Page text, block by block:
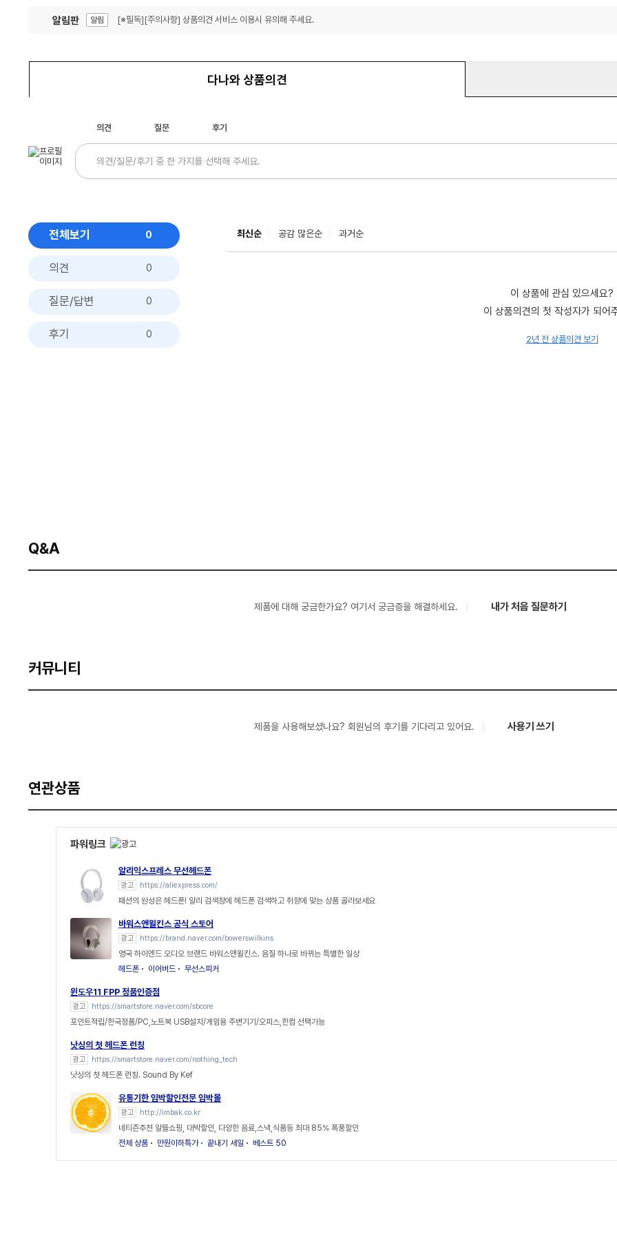
알림판 알림 [※필독][주의사항] 상품의견 서비스 이용시 유의해 주세요.
다나와 상품의견
의견 질문 후기
전체보기 0
의견 0
질문/답변 0
후기 0
최신순 공감 많은순 과거순
이 상품에 관심 있으세요?
이 상품의견의 첫 작성자가 되어
2년 전 상품의견 보기
Q&A
제품에 대해 궁금한가요? 여기서 궁금증을 해결하세요. 내가 처음 질문하기
커뮤니티
제품을 사용해보셨나요? 회원님의 후기를 기다리고 있어요. 사용기 쓰기
연관상품
파워링크
알리익스프레스 무선헤드폰
광고 https://aliexpress.com/
패션의 완성은 헤드폰! 알리 검색창에 헤드폰 검색하고 취향에 맞는 상품 골라보세요
바워스앤윌킨스 공식 스토어
광고 https://brand.naver.com/bowerswilkins
영국 하이엔드 오디오 브랜드 바워스앤윌킨스. 음질 하나로 바뀌는 특별한 일상
헤드폰
이어버드 무선스피커
윈도우11 FPP 정품인증점
광고 https://smartstore.naver.com/sbcore
포인트적립/한국정품/PC,노트북 USB설치/게임용 주변기기/오피스,한컴 선택가능
낫싱의 첫 헤드폰 런칭
광고 https://smartstore.naver.com/nothing_tech
낫싱의 첫 헤드폰 런칭. Sound By Kef
유통기한 임박할인전문 임박몰
광고 http://imbak.co.kr
네티즌추천 알뜰쇼핑, 대박할인, 다양한 음료,스낵,식품등 최대 85% 폭풍할인
전체 상품
만원이하특가 끝내기 세일 베스트 50